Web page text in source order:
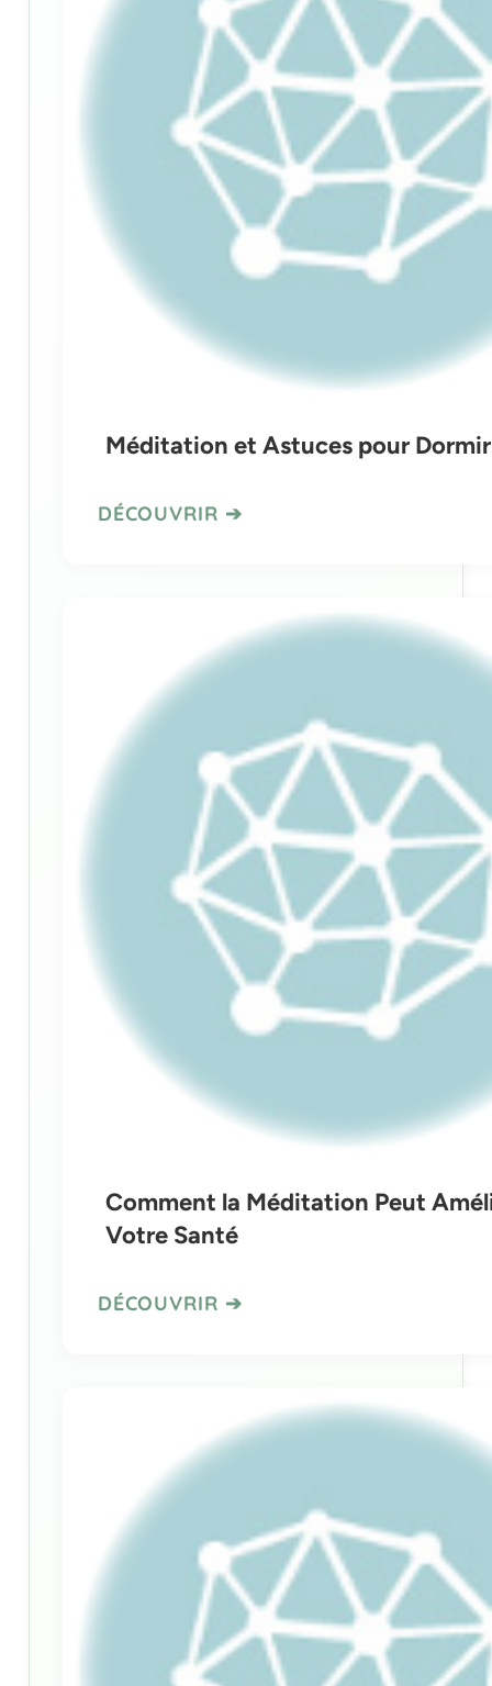
Méditation et Astuces pour
Comment la Méditation Peut
Votre Santé